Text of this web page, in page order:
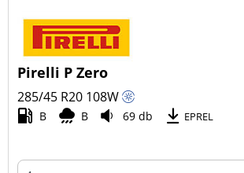
Pirelli P Zero
285/45 R20 108W
B B 69 db EPREL